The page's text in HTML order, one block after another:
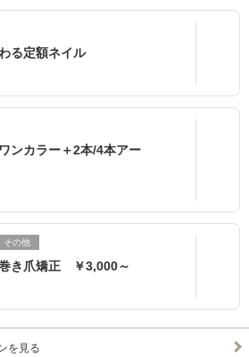
る定額ネイル
ンカラー＋2本/4本アー
その他
巻き爪矯正 ￥3,000～
を見る